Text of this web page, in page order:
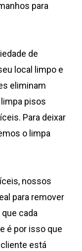
para
de
local limpo e
eliminam
pisos
Para deixar
o limpa
nossos
para remover
cada
é por isso que
está